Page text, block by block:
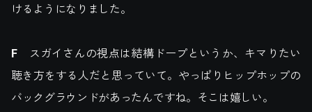
けるようになりました。
Fスガイさんの視点は結構ドープというか、キマりたい
聴き方をする人だと思っていて。やっぱりヒップホップの
バックグラウンドがあったんですね。そこは嬉しい。